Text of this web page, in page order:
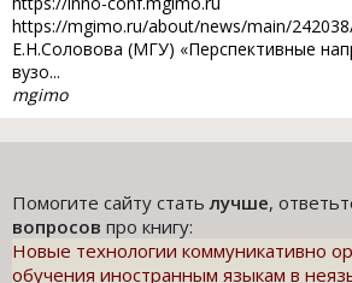
https://mgimo.ru/about/news/main/
Е.Н.Соловова (МГУ) «Перспективные
вузо...
mgimo
Помогите сайту статьлучше,
вопросов про книгу:
Новые технологии коммуникативно
обучения иностранным языкам в